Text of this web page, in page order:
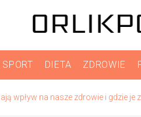
SPORT DIETA ZDROWIE
wpływ na nasze zdrowie i gdzie je